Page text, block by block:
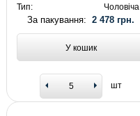
Тип:
Чоловіча
За пакування:2 478 грн.
У кошик
шт